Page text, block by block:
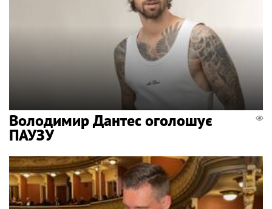
Володимир Дантес оголошує
ПАУЗУ